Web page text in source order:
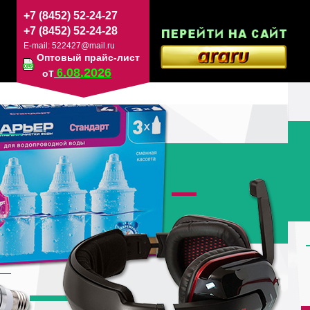
+7 (8452) 52-24-27
+7 (8452) 52-24-28
E-mail: 522427@mail.ru
Оптовый прайс-лист
от 6.08.2026